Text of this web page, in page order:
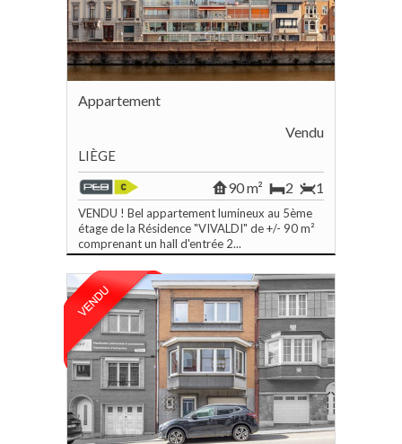
Appartement
Vendu
LIÈGE
1
2
90 m²
VENDU ! Bel appartement lumineux au 5ème
étage de la Résidence "VIVALDI" de +/- 90 m²
comprenant un hall d'entrée 2...